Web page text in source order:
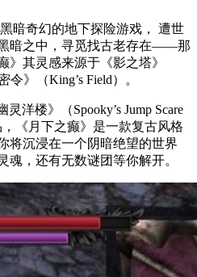
暗奇幻的地下探险游戏， 遭世
暗之中，寻觅找古老存在——那
》其灵感来源于《影之塔》
令》（King’s Field）。
洋楼》（Spooky’s Jump Scare
《月下之癫》是一款复古风格
将沉浸在一个阴暗绝望的世界
魂，还有无数谜团等你解开。